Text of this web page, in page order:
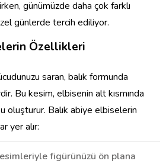
günümüzde daha çok farklı
günlerde tercih ediliyor.
Özellikleri
saran, balık formunda
Bu kesim, elbisenin alt kısmında
oluşturur. Balık abiye elbiselerin
yer alır:
figürünüzü ön plana